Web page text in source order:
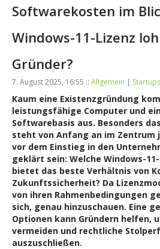
Softwarekosten im
Windows-11-Lizenz
Gründer?
7. August 2025, 16:55 :: Allgemein | Startups
Kaum eine Existenzgründung
leistungsfähige Computer und
Softwarebasis aus. Besonders
steht von Anfang an im Zentrum
vor dem Einstieg in den
geklärt sein: Welche Windows-
bietet das beste Verhältnis von
Zukunftssicherheit? Da
von ihren Rahmenbedingungen
sich, genau hinzuschauen. Eine
Optionen kann Gründern helfen,
vermeiden und rechtliche
auszuschließen.